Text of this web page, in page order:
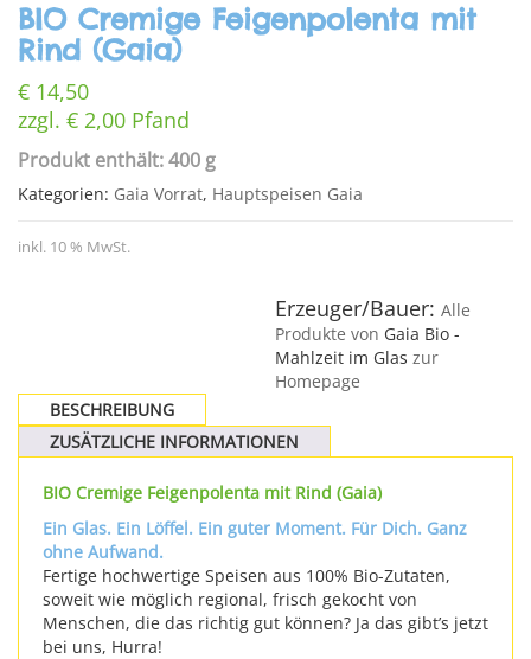
BIO Cremige Feigenpolenta mit
Rind (Gaia)
€ 14,50
zzgl. € 2,00 Pfand
Produkt enthält: 400 g
Kategorien: Gaia Vorrat, Hauptspeisen Gaia
inkl. 10 % MwSt.
Erzeuger/Bauer:Alle
Produkte von Gaia Bio -
Mahlzeit im Glaszur
Homepage
BESCHREIBUNG
ZUSÄTZLICHE INFORMATIONEN
BIO Cremige Feigenpolenta mit Rind (Gaia)
Ein Glas. Ein Löffel. Ein guter Moment. Für Dich. Ganz
ohne Aufwand.
Fertige hochwertige Speisen aus 100% Bio-Zutaten,
soweit wie möglich regional, frisch gekocht von
Menschen, die das richtig gut können? Ja das gibt’s jetzt
bei uns, Hurra!